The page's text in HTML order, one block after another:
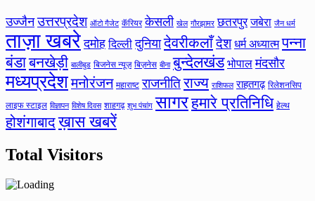
उज्जैन उत्तरप्रदेश ऑटो गैजेट कॅरियर केसली खेल गौरझामर छतरपुर जबेरा जैन धर्म
ताज़ा खबरे दमोह दिल्ली दुनिया देवरीकलाँदेश धर्म अध्यात्म पन्ना
बंडाबनखेड़ी बालीबुड बिजनेस न्यूज़ बिज़नेस बीना बुन्देलखंड भोपाल मंदसौर
मध्यप्रदेशमनोरंजन महाराष्ट राजनीतिराज्य राशिफल राहतगढ़ रिलेशनसिप
लाइफ स्टाइल विज्ञापन विशेष दिवस शाहगढ़ शुभ पंचांग सागरहमारे प्रतिनिधि हेल्थ
होशंगाबादख़ास खबरें
Total Visitors